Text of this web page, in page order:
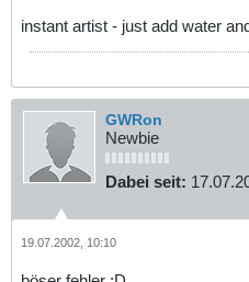
instant artist - just add water
GWRon
Newbie
Dabei seit:
19.07.2002, 10:10